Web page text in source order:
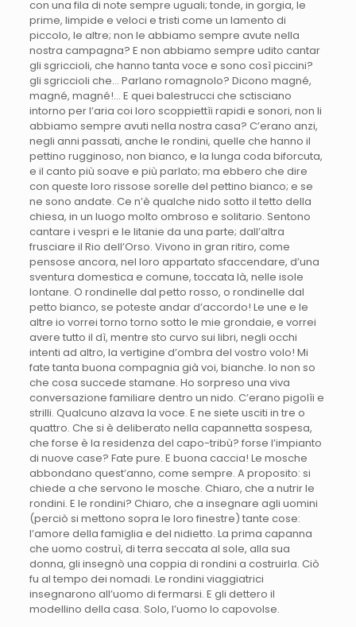
con una fila di note sempre uguali; tonde, in gorgia, le
prime, limpide e veloci e tristi come un lamento di
piccolo, le altre; non le abbiamo sempre avute nella
nostra campagna? E non abbiamo sempre udito cantar
gli sgriccioli, che hanno tanta voce e sono così piccini?
gli sgriccioli che… Parlano romagnolo? Dicono magné,
magné, magné!… E quei balestrucci che sctisciano
intorno per l’aria coi loro scoppiettìi rapidi e sonori, non li
abbiamo sempre avuti nella nostra casa? C’erano anzi,
negli anni passati, anche le rondini, quelle che hanno il
pettino rugginoso, non bianco, e la lunga coda biforcuta,
e il canto più soave e più parlato; ma ebbero che dire
con queste loro rissose sorelle del pettino bianco; e se
ne sono andate. Ce n’è qualche nido sotto il tetto della
chiesa, in un luogo molto ombroso e solitario. Sentono
cantare i vespri e le litanie da una parte; dall’altra
frusciare il Rio dell’Orso. Vivono in gran ritiro, come
pensose ancora, nel loro appartato sfaccendare, d’una
sventura domestica e comune, toccata là, nelle isole
lontane. O rondinelle dal petto rosso, o rondinelle dal
petto bianco, se poteste andar d’accordo! Le une e le
altre io vorrei torno torno sotto le mie grondaie, e vorrei
avere tutto il dì, mentre sto curvo sui libri, negli occhi
intenti ad altro, la vertigine d’ombra del vostro volo! Mi
fate tanta buona compagnia già voi, bianche. Io non so
che cosa succede stamane. Ho sorpreso una viva
conversazione familiare dentro un nido. C’erano pigolìi e
strilli. Qualcuno alzava la voce. E ne siete usciti in tre o
quattro. Che si è deliberato nella capannetta sospesa,
che forse è la residenza del capo-tribù? forse l’impianto
di nuove case? Fate pure. E buona caccia! Le mosche
abbondano quest’anno, come sempre. A proposito: si
chiede a che servono le mosche. Chiaro, che a nutrir le
rondini. E le rondini? Chiaro, che a insegnare agli uomini
(perciò si mettono sopra le loro finestre) tante cose:
l’amore della famiglia e del nidietto. La prima capanna
che uomo costruì, di terra seccata al sole, alla sua
donna, gli insegnò una coppia di rondini a costruirla. Ciò
fu al tempo dei nomadi. Le rondini viaggiatrici
insegnarono all’uomo di fermarsi. E gli dettero il
modellino della casa. Solo, l’uomo lo capovolse.